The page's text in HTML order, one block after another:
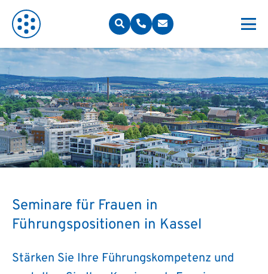
Seminare für Frauen in
Führungspositionen in Kassel
Stärken Sie Ihre Führungskompetenz und